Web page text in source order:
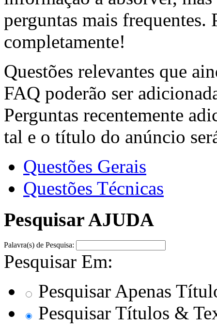
perguntas mais
completamente!
Questões relevantes que
FAQ poderão ser
Perguntas recentemente
tal e o título do anúncio
Questões Gerais
Questões Técnicas
Pesquisar AJUDA
Palavra(s) de Pesquisa:
Pesquisar Em:
Pesquisar Apenas
Pesquisar Títulos &